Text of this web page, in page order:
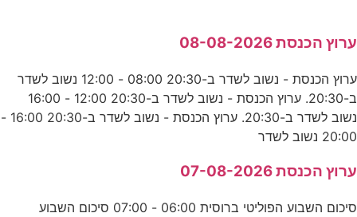
ערוץ הכנסת 08-08-2026
ערוץ הכנסת - נשוב לשדר ב-20:30 08:00 - 12:00 נשוב לשדר
ב-20:30. ערוץ הכנסת - נשוב לשדר ב-20:30 12:00 - 16:00
נשוב לשדר ב-20:30. ערוץ הכנסת - נשוב לשדר ב-20:30 16:00 -
20:00 נשוב לשדר
ערוץ הכנסת 07-08-2026
סיכום השבוע הפוליטי ברוסית 06:00 - 07:00 סיכום השבוע